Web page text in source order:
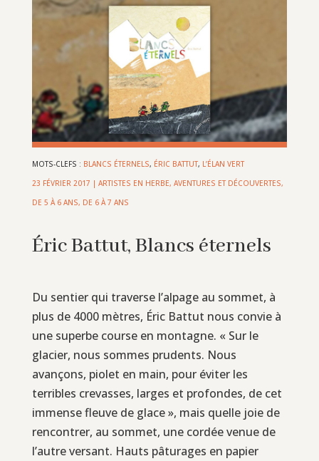
MOTS-CLEFS : BLANCS ÉTERNELS, ÉRIC BATTUT, L’ÉLAN VERT
23 FÉVRIER 2017 | ARTISTES EN HERBE, AVENTURES ET DÉCOUVERTES,
DE 5 À 6 ANS, DE 6 À 7 ANS
Éric Battut, Blancs éternels
Du sentier qui traverse l’alpage au sommet, à
plus de 4000 mètres, Éric Battut nous convie à
une superbe course en montagne. « Sur le
glacier, nous sommes prudents. Nous
avançons, piolet en main, pour éviter les
terribles crevasses, larges et profondes, de cet
immense fleuve de glace », mais quelle joie de
rencontrer, au sommet, une cordée venue de
l’autre versant. Hauts pâturages en papier